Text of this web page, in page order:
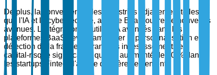
De plus, la convergence des industries adjacentes, telles
que l'IA et la cybersécurité, avec le BaaS ouvre de nouvelles
avenues. L'intégration d'outils d'IA avancés dans les
plateformes BaaS devrait améliorer la personnalisation et la
détection de la fraude, attirant des investissements en
capital-risque significatifs, qui ont augmenté de 40 % dans
les startups Fintech l'année dernière seulement.